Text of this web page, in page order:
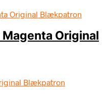
Original